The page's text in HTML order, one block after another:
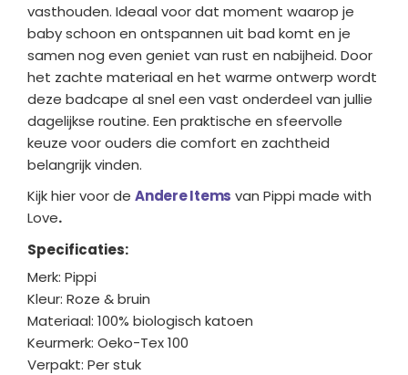
vasthouden. Ideaal voor dat moment waarop je
baby schoon en ontspannen uit bad komt en je
samen nog even geniet van rust en nabijheid. Door
het zachte materiaal en het warme ontwerp wordt
deze badcape al snel een vast onderdeel van jullie
dagelijkse routine. Een praktische en sfeervolle
keuze voor ouders die comfort en zachtheid
belangrijk vinden.
Kijk hier voor de Andere Items van Pippi made with
Love.
Specificaties:
Merk: Pippi
Kleur: Roze & bruin
Materiaal: 100% biologisch katoen
Keurmerk: Oeko-Tex 100
Verpakt: Per stuk